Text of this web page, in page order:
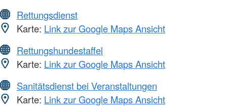
Rettungsdienst
Karte: Link zur Google Maps Ansicht
Rettungshundestaffel
Karte: Link zur Google Maps Ansicht
Sanitätsdienst bei Veranstaltungen
Karte: Link zur Google Maps Ansicht